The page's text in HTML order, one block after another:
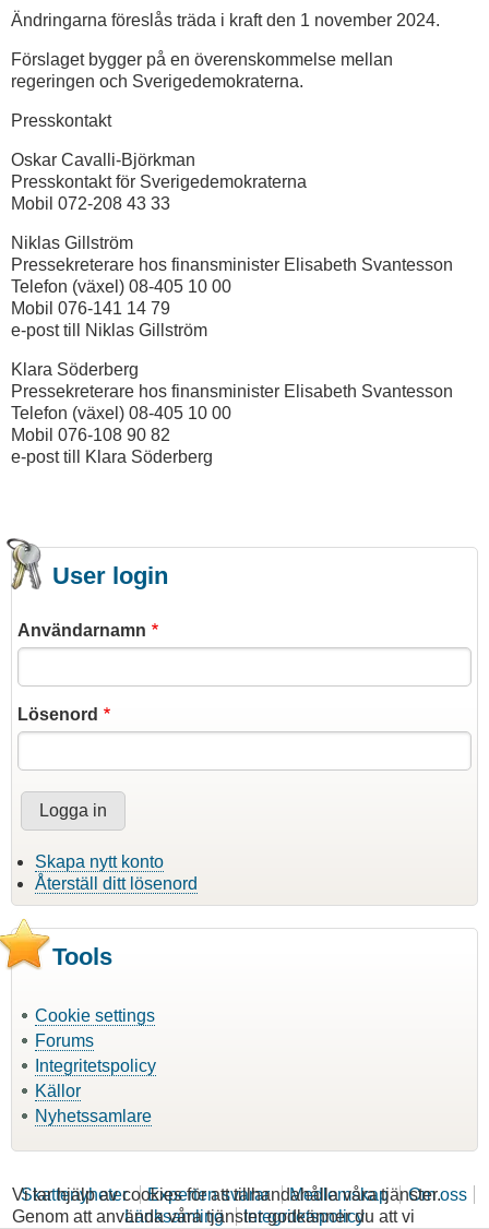
Ändringarna föreslås träda i kraft den 1 november 2024.
Förslaget bygger på en överenskommelse mellan
regeringen och Sverigedemokraterna.
Presskontakt
Oskar Cavalli-Björkman
Presskontakt för Sverigedemokraterna
Mobil 072-208 43 33
Niklas Gillström
Pressekreterare hos finansminister Elisabeth Svantesson
Telefon (växel) 08-405 10 00
Mobil 076-141 14 79
e-post till Niklas Gillström
Klara Söderberg
Pressekreterare hos finansminister Elisabeth Svantesson
Telefon (växel) 08-405 10 00
Mobil 076-108 90 82
e-post till Klara Söderberg
User login
Användarnamn
Lösenord
Skapa nytt konto
Återställ ditt lösenord
Tools
Cookie settings
Forums
Integritetspolicy
Källor
Nyhetssamlare
Skattenyheter Experten svarar Medlemskap
Om oss
Länksamling
Integritetspolicy
Vi tar hjälp av cookies för att tillhandahålla våra tjänster.
Genom att använda våra tjänster godkänner du att vi